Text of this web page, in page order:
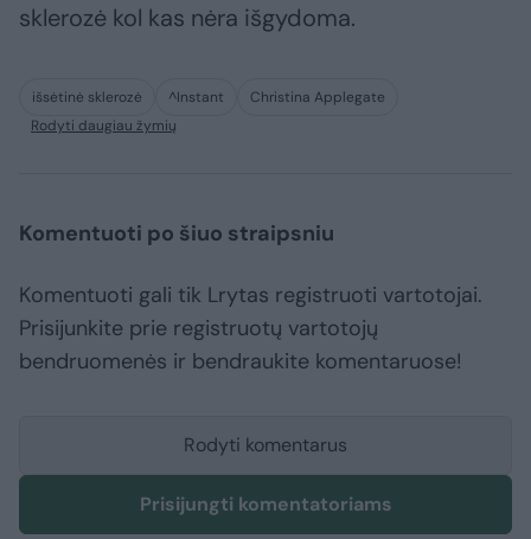
sklerozė kol kas nėra išgydoma.
išsėtinė sklerozė ^Instant
Christina Applegate
Rodyti daugiau žymių
Komentuoti po šiuo straipsniu
Komentuoti gali tik Lrytas registruoti vartotojai.
Prisijunkite prie registruotų vartotojų
bendruomenės ir bendraukite komentaruose!
Rodyti komentarus
Prisijungti komentatoriams